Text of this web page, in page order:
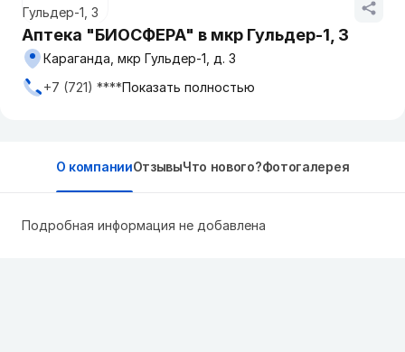
Аптека "БИОСФЕРА" в мкр Гульдер-1, 3
Караганда, мкр Гульдер-1, д. 3
+7 (721) ****Показать полностью
О компанииОтзывыЧто нового?Фотогалерея
Подробная информация не добавлена